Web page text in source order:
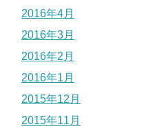
2016年4月
2016年3月
2016年2月
2016年1月
2015年12月
2015年11月